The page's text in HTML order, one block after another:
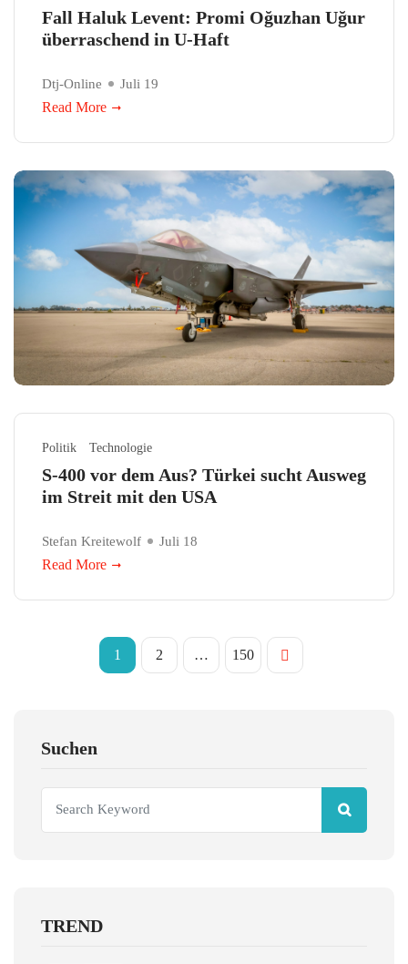
Fall Haluk Levent: Promi Oğuzhan Uğur
überraschend in U-Haft
Dtj-Online Juli 19
Read More
Politik Technologie
S-400 vor dem Aus? Türkei sucht Ausweg
im Streit mit den USA
Stefan Kreitewolf Juli 18
Read More
1 2 … 150
Suchen
TREND